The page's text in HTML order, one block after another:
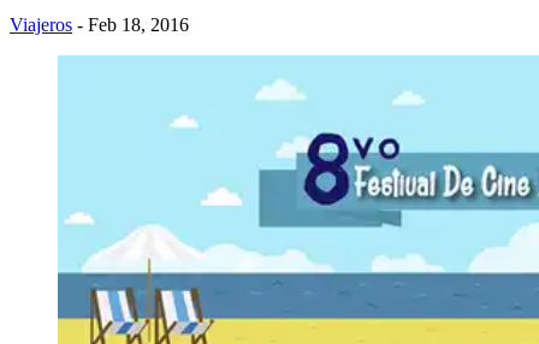
Viajeros - Feb 18, 2016